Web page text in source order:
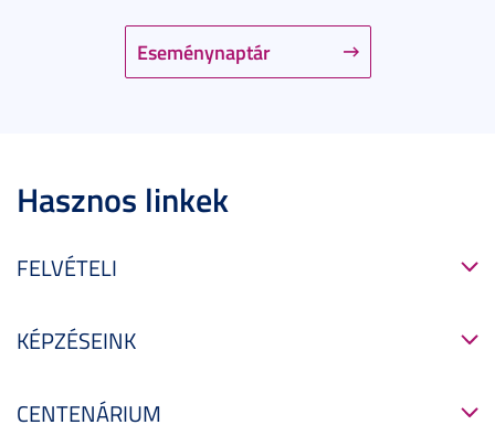
Eseménynaptár
Hasznos linkek
FELVÉTELI
KÉPZÉSEINK
CENTENÁRIUM